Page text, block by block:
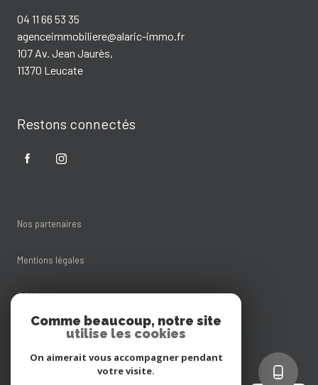
04 11 66 53 35
agenceimmobiliere@alaric-immo.fr
107 Av. Jean Jaurès,
11370 Leucate
Restons connectés
Nos partenaires
Mentions légales
Admin
Nos honoraires
Comme beaucoup, notre site
utilise les cookies
On aimerait vous accompagner pendant
votre visite.